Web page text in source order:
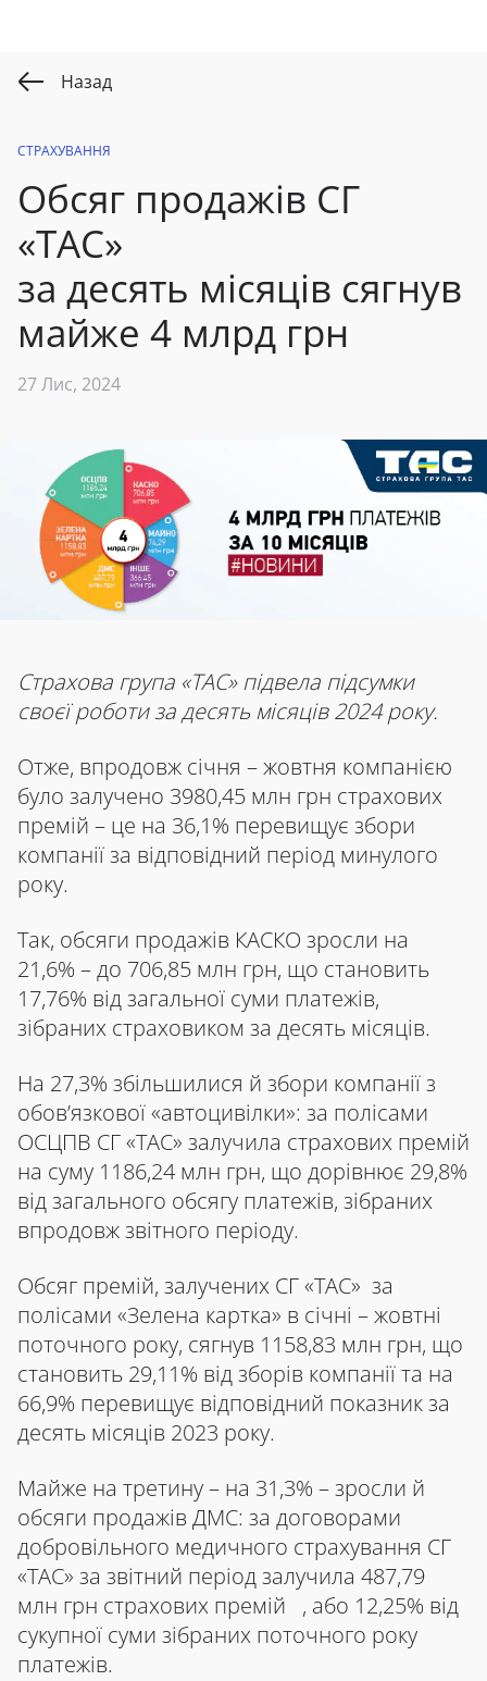
Назад
СТРАХУВАННЯ
Обсяг продажів СГ
«ТАС»
за десять місяців сягнув
майже 4 млрд грн
27 Лис, 2024
Страхова група «ТАС» підвела підсумки
своєї роботи за десять місяців 2024 року.
Отже, впродовж січня – жовтня компанією
було залучено 3980,45 млн грн страхових
премій – це на 36,1% перевищує збори
компанії за відповідний період минулого
року.
Так, обсяги продажів КАСКО зросли на
21,6% – до 706,85 млн грн, що становить
17,76% від загальної суми платежів,
зібраних страховиком за десять місяців.
На 27,3% збільшилися й збори компанії з
обов’язкової «автоцивілки»: за полісами
ОСЦПВ СГ «ТАС» залучила страхових премій
на суму 1186,24 млн грн, що дорівнює 29,8%
від загального обсягу платежів, зібраних
впродовж звітного періоду.
Обсяг премій, залучених СГ «ТАС» за
полісами «Зелена картка» в січні – жовтні
поточного року, сягнув 1158,83 млн грн, що
становить 29,11% від зборів компанії та на
66,9% перевищує відповідний показник за
десять місяців 2023 року.
Майже на третину – на 31,3% – зросли й
обсяги продажів ДМС: за договорами
добровільного медичного страхування СГ
«ТАС» за звітний період залучила 487,79
млн грн страхових премій , або 12,25% від
сукупної суми зібраних поточного року
платежів.